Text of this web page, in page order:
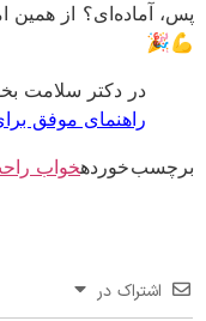
آماده‌ای؟ از همین
در دکتر سلامت
راهنمای موفق برای
خوردهخواب راحت ,
اشتراک در